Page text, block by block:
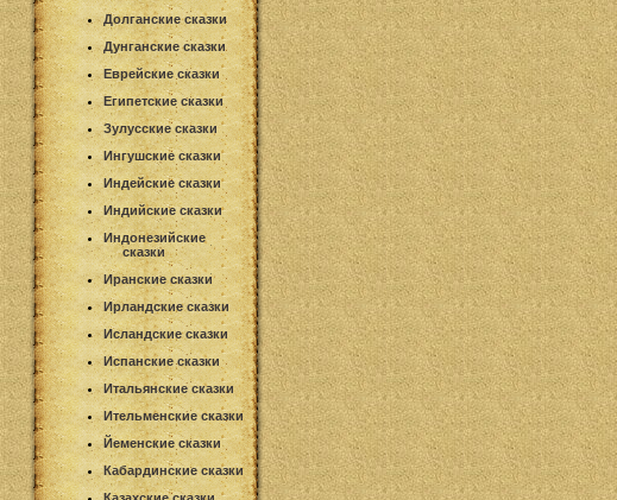
Долганские сказки
Дунганские сказки
Еврейские сказки
Египетские сказки
Зулусские сказки
Ингушские сказки
Индейские сказки
Индийские сказки
Индонезийские
сказки
Иранские сказки
Ирландские сказки
Исландские сказки
Испанские сказки
Итальянские сказки
Ительменские сказки
Йеменские сказки
Кабардинские сказки